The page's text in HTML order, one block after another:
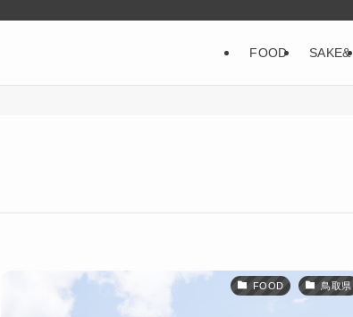
FOOD SAKE&
FOOD 鳥取県